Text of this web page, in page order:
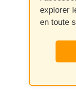
explorer
en toute